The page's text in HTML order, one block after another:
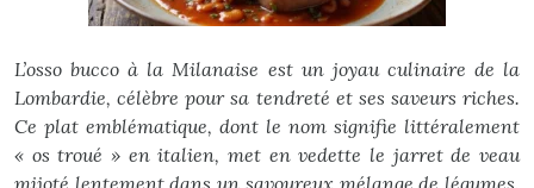
L’osso bucco à la Milanaise est un joyau culinaire de la
Lombardie, célèbre pour sa tendreté et ses saveurs riches.
Ce plat emblématique, dont le nom signifie littéralement
« os troué » en italien, met en vedette le jarret de veau
mijoté lentement dans un savoureux mélange de légumes,